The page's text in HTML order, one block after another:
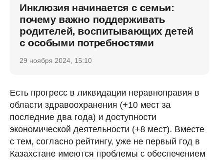
Инклюзия начинается с семьи:
почему важно поддерживать
родителей, воспитывающих детей
с особыми потребностями
29 ноября 2024, 15:10
Есть прогресс в ликвидации неравноправия в
области здравоохранения (+10 мест за
последние два года) и доступности
экономической деятельности (+8 мест). Вместе
с тем, согласно рейтингу, уже не первый год в
Казахстане имеются проблемы с обеспечением